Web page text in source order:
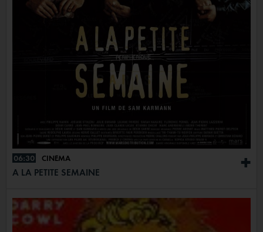
+
06:30 CINÉMA
A LA PETITE SEMAINE